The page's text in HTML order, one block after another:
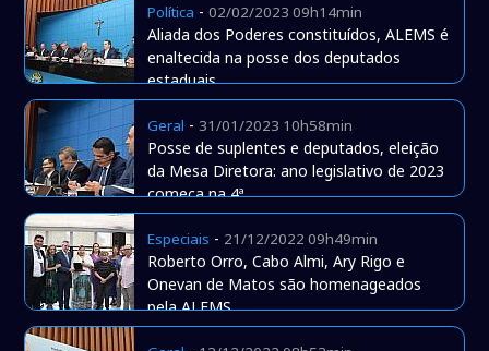
Política -02/02/2023 09h14min
Aliada dos Poderes constituídos, ALEMS é
enaltecida na posse dos deputados
estaduais
Geral - 31/01/2023 10h58min
Posse de suplentes e deputados, eleição
da Mesa Diretora: ano legislativo de 2023
começa na 4ª
Especiais - 21/12/2022 09h49min
Roberto Orro, Cabo Almi, Ary Rigo e
Onevan de Matos são homenageados
pela ALEMS